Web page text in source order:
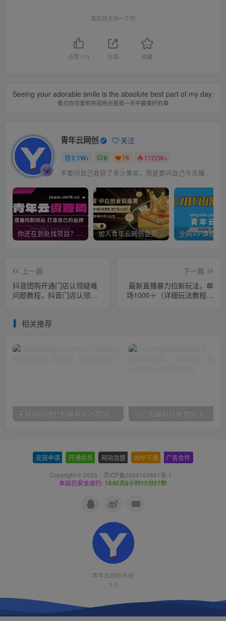
喜欢就支持一下吧
点赞 113 分享 收藏
Seeing your adorable smile is the absolute best part of my day.
看见你可爱的笑容绝对是我一天中最美好的事
青年云网创 关注
2.1W+ 0 78 1122W+
不要问自己收获了多少果实，而是要问自己今天播种了多少种子
你还在到处找项目？还在当韭菜？我靠卖项目一个月收入5万+，曾经我也是个失败者。 加入青年云网创会员，全站资源免费学习。加入高级合伙人，推广日入1000+
上一篇
抖音团购开通门店认领疑难
问题教程，抖音门店认领流
下一篇
最新直播暴力拉新玩法，单
场1000＋（详细玩法教程）
相关推荐
无限接码撸红包单号0.75项目无偿分享给你【揭秘】
友链申请 开通会员 网站加盟 APP下载 广告合作
Copyright © 2023 · 苏ICP备2025153851号-1 ·
本站已安全运行: 1640天8小时15分58秒
青年云网创系统
3.0